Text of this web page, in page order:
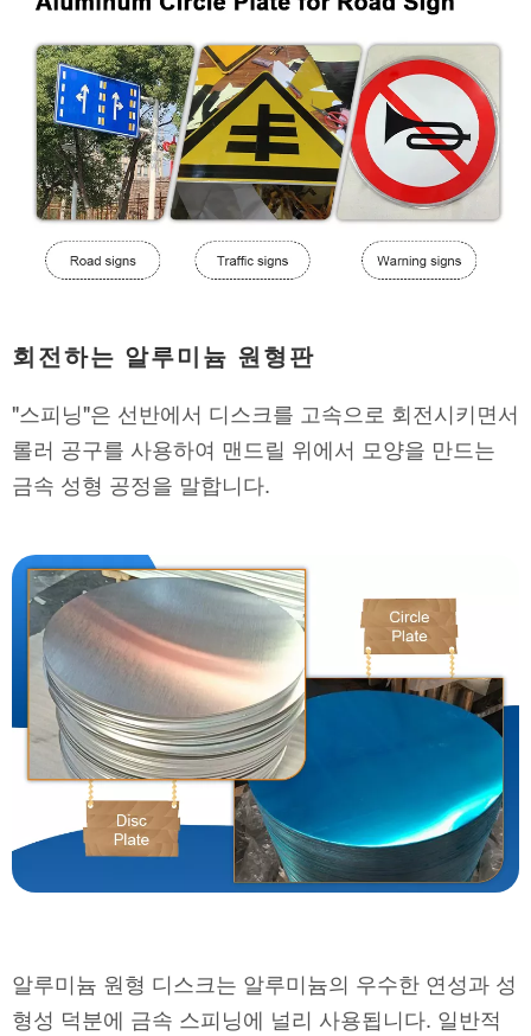
회전하는 알루미늄 원형판
"스피닝"은 선반에서 디스크를 고속으로 회전시키면서
롤러 공구를 사용하여 맨드릴 위에서 모양을 만드는
금속 성형 공정을 말합니다.
알루미늄 원형 디스크는 알루미늄의 우수한 연성과 성
형성 덕분에 금속 스피닝에 널리 사용됩니다. 일반적